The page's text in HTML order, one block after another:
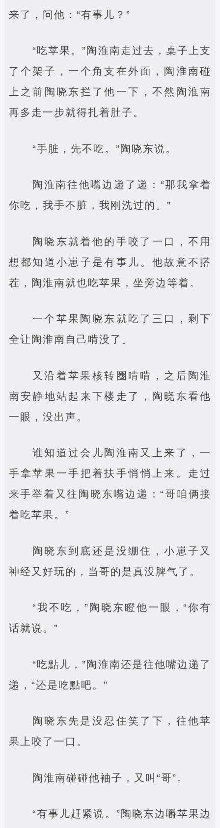
来了，问他：“有事儿？”
“吃苹果。”陶淮南走过去，桌子上支
了个架子，一个角支在外面，陶淮南碰
上之前陶晓东拦了他一下，不然陶淮南
再多走一步就得扎着肚子。
“手脏，先不吃。”陶晓东说。
陶淮南往他嘴边递了递：“那我拿着
你吃，我手不脏，我刚洗过的。”
陶晓东就着他的手咬了一口，不用
想都知道小崽子是有事儿。他故意不搭
茬，陶淮南就也吃苹果，坐旁边等着。
一个苹果陶晓东就吃了三口，剩下
全让陶淮南自己啃没了。
又沿着苹果核转圈啃啃，之后陶淮
南安静地站起来下楼走了，陶晓东看他
一眼，没出声。
谁知道过会儿陶淮南又上来了，一
手拿苹果一手把着扶手悄悄上来。走过
来手举着又往陶晓东嘴边递：“哥咱俩接
着吃苹果。”
陶晓东到底还是没绷住，小崽子又
神经又好玩的，当哥的是真没脾气了。
“我不吃，”陶晓东瞪他一眼，“你有
话就说。”
“吃點儿，”陶淮南还是往他嘴边递了
递，“还是吃點吧。”
陶晓东先是没忍住笑了下，往他苹
果上咬了一口。
陶淮南碰碰他袖子，又叫“哥”。
“有事儿赶紧说。”陶晓东边嚼苹果边